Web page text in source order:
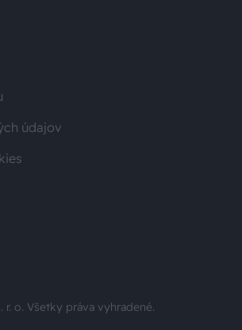
r. o. Všetky práva vyhradené.
údajov